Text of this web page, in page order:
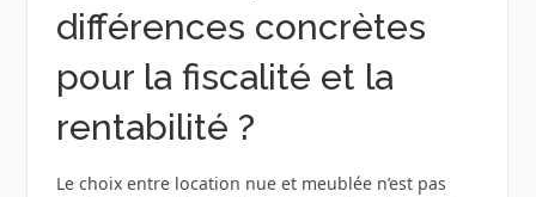
différences concrètes
pour la fiscalité et la
rentabilité ?
Le choix entre location nue et meublée n’est pas